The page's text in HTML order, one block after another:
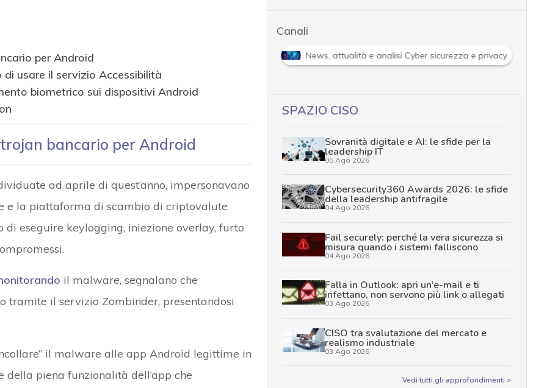
per Android
usare il servizio Accessibilità
biometrico sui dispositivi Android
bancario per Android
ad aprile di quest’anno, impersonavano
e la piattaforma di scambio di criptovalute
di eseguire keylogging, iniezione overlay, furto
il malware, segnalano che
tramite il servizio Zombinder, presentandosi
il malware alle app Android legittime in
piena funzionalità dell’app che
Canali
e Malware: le ultime news in tempo reale e gli approfondimenti News, attualità e analisi Cyber sicurezza e privacy
SPAZIO CISO
Sovranità digitale e AI: le sfide per la
leadership IT
05 Ago 2026
Cybersecurity360 Awards 2026: le sfide
della leadership antifragile
04 Ago 2026
Fail securely: perché la vera sicurezza si
misura quando i sistemi falliscono
04 Ago 2026
Falla in Outlook: apri un’e-mail e ti
infettano, non servono più link o allegati
03 Ago 2026
CISO tra svalutazione del mercato e
realismo industriale
03 Ago 2026
Vedi tutti gli approfondimenti >